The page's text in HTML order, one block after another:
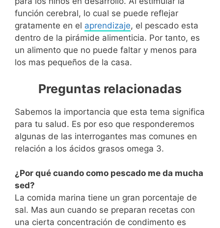
función cerebral, lo cual se puede reflejar
gratamente en el aprendizaje, el pescado esta
dentro de la pirámide alimenticia. Por tanto, es
un alimento que no puede faltar y menos para
los mas pequeños de la casa.
Preguntas relacionadas
Sabemos la importancia que esta tema significa
para tu salud. Es por eso que responderemos
algunas de las interrogantes mas comunes en
relación a los ácidos grasos omega 3.
¿Por qué cuando como pescado me da mucha
sed?
La comida marina tiene un gran porcentaje de
sal. Mas aun cuando se preparan recetas con
una cierta concentración de condimento es